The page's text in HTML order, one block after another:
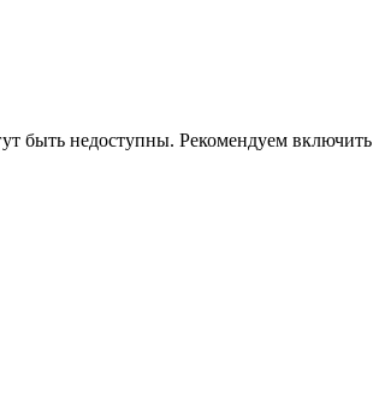
быть недоступны. Рекомендуем включить